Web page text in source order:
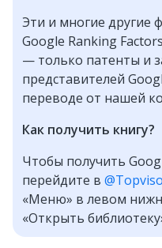
Эти и многие другие
Google Ranking
— только патенты и
представителей
переводе от нашей
Как получить книгу?
Чтобы получить
перейдите в
«Меню» в левом
«Открыть